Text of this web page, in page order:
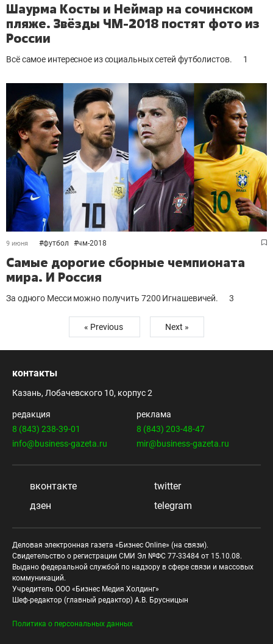
Шаурма Косты и Неймар на сочинском
пляже. Звёзды ЧМ-2018 постят фото из
России
Всё самое интересное из социальных сетей футболистов. 1
9 июня #футбол #чм-2018
Самые дорогие сборные чемпионата
мира. И Россия
За одного Месси можно получить 7200 Игнашевичей. 3
« Previous Next »
контакты
Казань, Лобачевского 10, корпус 2
редакция
8 (843) 238-39-01
info@business-gazeta.ru
реклама
8 (843) 203-48-47
mir@business-gazeta.ru
вконтакте
twitter
дзен
telegram
Деловая электронная газета «Бизнес Online» (на связи).
Свидетельство о регистрации СМИ Эл №ФС 77-33484 от 15.10.08.
Выдано федеральной службой по надзору в сфере связи и массовых
коммуникаций.
Учредитель ООО «Бизнес Медия Холдинг»
Шеф-редактор (главный редактор) А.В. Брусницын
Политика о персональных данных